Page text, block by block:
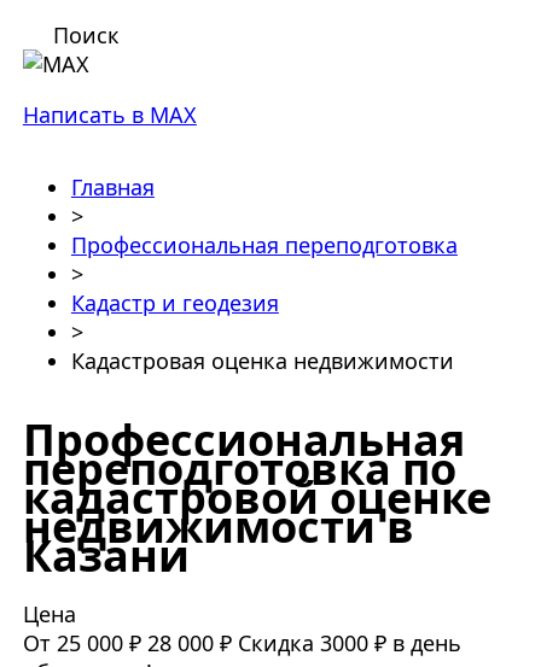
Поиск
Написать в MAX
Главная
>
Профессиональная переподготовка
>
Кадастр и геодезия
>
Кадастровая оценка недвижимости
Профессиональная
переподготовка по
кадастровой оценке
недвижимости в
Казани
Цена
От 25 000 ₽ 28 000 ₽ Скидка 3000 ₽ в день